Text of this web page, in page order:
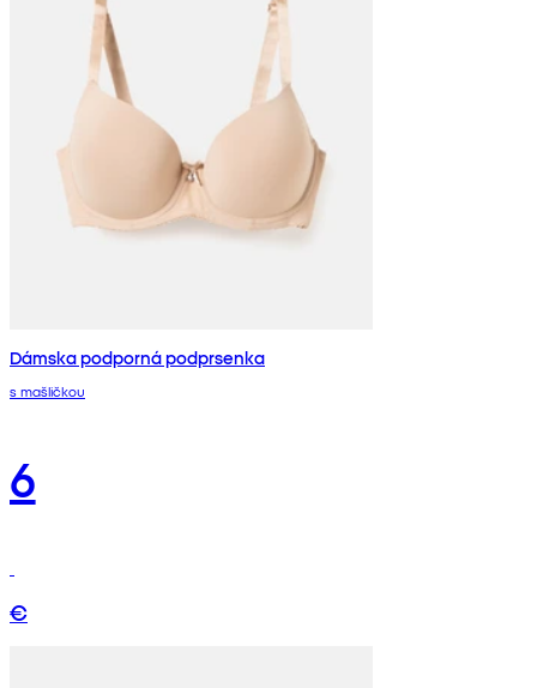
Dámska podporná podprsenka
s mašličkou
6
€